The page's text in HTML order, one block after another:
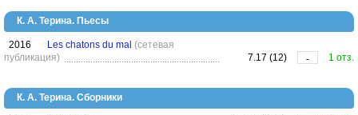
К. А. Терина. Пьесы
2016 Les chatons du mal (сетевая
публикация)
7.17 (12) - 1 отз.
К. А. Терина. Сборники